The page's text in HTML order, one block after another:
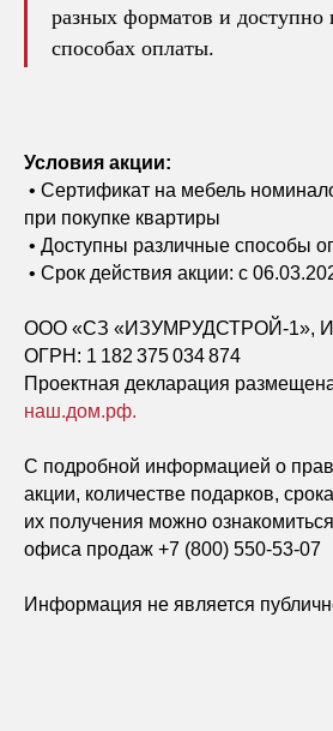
разных форматов и доступно
способах оплаты.
Условия акции:
• Сертификат на мебель
при покупке квартиры
• Доступны различные способы
• Срок действия акции: с
ООО «СЗ «ИЗУМРУДСТРОЙ-1»,
ОГРН: 1 182 375 034 874
Проектная декларация
наш.дом.рф.
С подробной информацией о
акции, количестве подарков,
их получения можно
офиса продаж +7 (800) 550-53-07
Информация не является
Адрес отдела продаж: ул.
Пригородная
+7 800 550 53 07
График: ежедневно 9:00–19:00